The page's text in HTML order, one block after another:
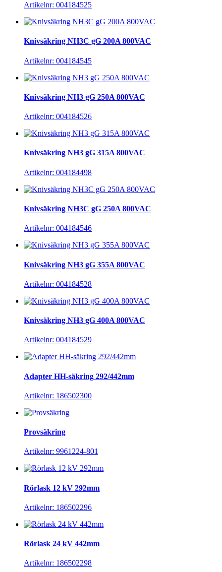
Artikelnr: 004184525
Knivsäkring NH3C gG 200A 800VAC
Artikelnr: 004184545
Knivsäkring NH3 gG 250A 800VAC
Artikelnr: 004184526
Knivsäkring NH3 gG 315A 800VAC
Artikelnr: 004184498
Knivsäkring NH3C gG 250A 800VAC
Artikelnr: 004184546
Knivsäkring NH3 gG 355A 800VAC
Artikelnr: 004184528
Knivsäkring NH3 gG 400A 800VAC
Artikelnr: 004184529
Adapter HH-säkring 292/442mm
Artikelnr: 186502300
Provsäkring
Artikelnr: 9961224-801
Rörlask 12 kV 292mm
Artikelnr: 186502296
Rörlask 24 kV 442mm
Artikelnr: 186502298